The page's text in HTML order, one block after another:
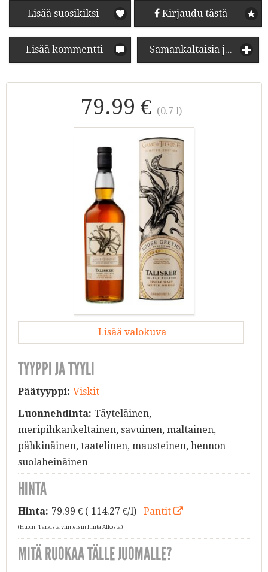
Lisää suosikiksi Kirjaudu tästä
Lisää kommentti Samankaltaisia juomia
79.99 € (0.7 l)
Lisää valokuva
TYYPPI JA TYYLI
Päätyyppi: Viskit
Luonnehdinta: Täyteläinen,
meripihkankeltainen, savuinen, maltainen,
pähkinäinen, taatelinen, mausteinen, hennon
suolaheinäinen
HINTA
Hinta: 79.99 € ( 114.27 €/l) Pantit
(Huom! Tarkista viimeisin hinta Alkosta)
MITÄ RUOKAA TÄLLE JUOMALLE?